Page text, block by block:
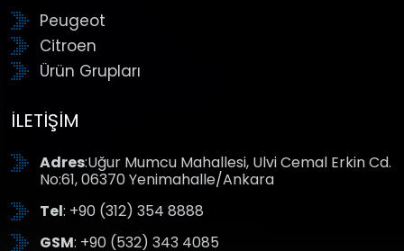
Peugeot
Citroen
Ürün Grupları
İLETIŞIM
Adres:Uğur Mumcu Mahallesi, Ulvi Cemal Erkin Cd.
No:61, 06370 Yenimahalle/Ankara
Tel: +90 (312) 354 8888
GSM: +90 (532) 343 4085